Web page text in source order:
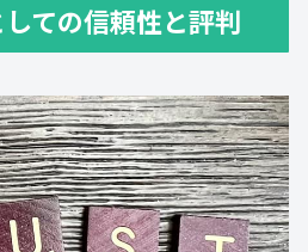
ての信頼性と評判